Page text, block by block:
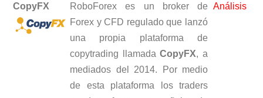
CopyFX
RoboForex es un broker de
Forex y CFD regulado que lanzó
una propia plataforma de
copytrading llamadaCopyFX, a
mediados del 2014. Por medio
de esta plataforma los traders
Análisis